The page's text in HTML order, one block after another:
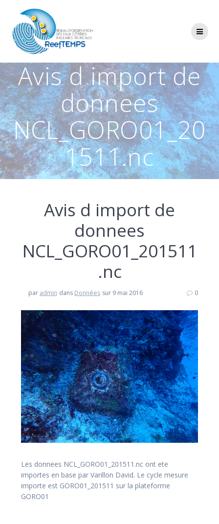
Avis d import de
donnees
NCL_GORO01_20
1511.nc
Avis d import de
donnees
NCL_GORO01_201511
.nc
par admin dans Données sur 9 mai 2016 0
Les donnees NCL_GORO01_201511.nc ont ete
importes en base par Varillon David. Le cycle mesure
importe est GORO01_201511 sur la plateforme
GORO01